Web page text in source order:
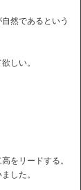
然であるという
しい。
をリードする。
した。